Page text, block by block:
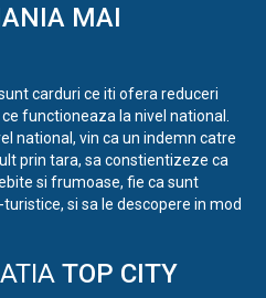
MAI
carduri ce iti ofera reduceri
functioneaza la nivel national.
national, vin ca un indemn catre
prin tara, sa constientizeze ca
si frumoase, fie ca sunt
si sa le descopere in mod
TOP CITY